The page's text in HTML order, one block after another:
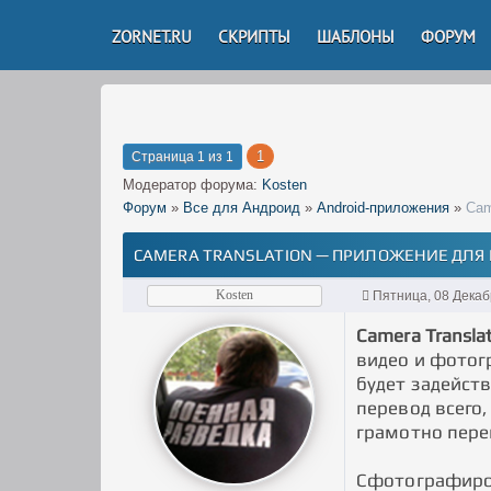
ZORNET.RU СКРИПТЫ ШАБЛОНЫ ФОРУМ
Страница 1 из 1
1
Модератор форума: Kosten
Форум » Все для Андроид » Android-приложения »
CAMERA TRANSLATION — ПРИЛОЖЕНИЕ
Kosten Пятница, 08
Camera
видео и
будет
перевод
грамотно